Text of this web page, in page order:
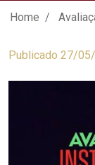
Avaliação
Home
Publicado 27/